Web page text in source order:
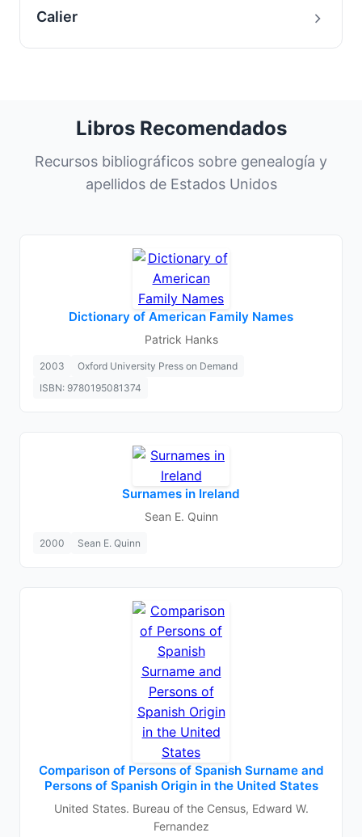
Calier
Libros Recomendados
Recursos bibliográficos sobre genealogía y
apellidos de Estados Unidos
Dictionary of American Family Names
Patrick Hanks
2003
Oxford University Press on Demand
ISBN: 9780195081374
Surnames in Ireland
Sean E. Quinn
2000 Sean E. Quinn
Comparison of Persons of Spanish Surname and
Persons of Spanish Origin in the United States
United States. Bureau of the Census, Edward W.
Fernandez